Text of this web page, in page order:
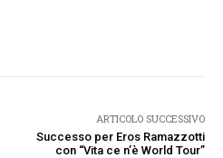
ARTICOLO SUCCESSIVO
Successo per Eros Ramazzotti
con “Vita ce n’è World Tour”